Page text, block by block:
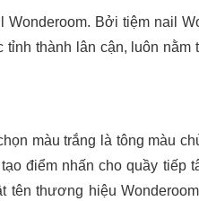
Wonderoom. Bởi tiệm nail
thành lân cận, luôn
màu trắng là tông màu
điểm nhấn cho quầy tiếp
tên thương hiệu